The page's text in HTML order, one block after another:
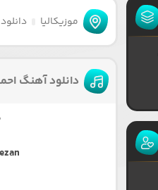
موزیکالیا
دانلود آهنگ